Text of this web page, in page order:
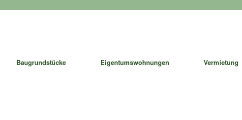
Baugrundstücke Eigentumswohnungen Vermietung